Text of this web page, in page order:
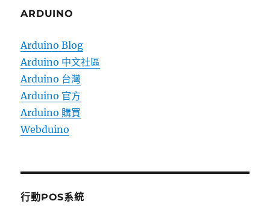
ARDUINO
Arduino Blog
Arduino 中文社區
Arduino 台灣
Arduino 官方
Arduino 購買
Webduino
行動POS系統